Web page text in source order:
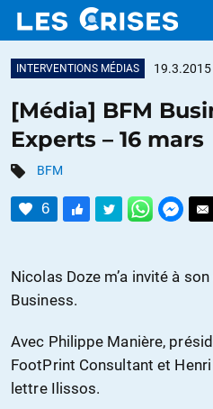
DOSSIERS
CATÉGORIES
CONTACTER
FAIRE UN
DON
INTERVENTIONS MÉDIAS 19.3.2015
[Média] BFM
Experts – 16 mars
BFM
6
Nicolas Doze m’a invité à
Business.
Avec Philippe Manière,
FootPrint Consultant et
lettre Ilissos.